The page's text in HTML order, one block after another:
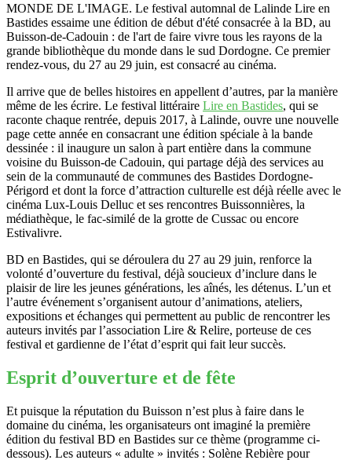
MONDE DE L'IMAGE. Le festival automnal de Lalinde Lire en
Bastides essaime une édition de début d'été consacrée à la BD, au
Buisson-de-Cadouin : de l'art de faire vivre tous les rayons de la
grande bibliothèque du monde dans le sud Dordogne. Ce premier
rendez-vous, du 27 au 29 juin, est consacré au cinéma.
Il arrive que de belles histoires en appellent d’autres, par la manière
même de les écrire. Le festival littéraire Lire en Bastides, qui se
raconte chaque rentrée, depuis 2017, à Lalinde, ouvre une nouvelle
page cette année en consacrant une édition spéciale à la bande
dessinée : il inaugure un salon à part entière dans la commune
voisine du Buisson-de Cadouin, qui partage déjà des services au
sein de la communauté de communes des Bastides Dordogne-
Périgord et dont la force d’attraction culturelle est déjà réelle avec le
cinéma Lux-Louis Delluc et ses rencontres Buissonnières, la
médiathèque, le fac-similé de la grotte de Cussac ou encore
Estivalivre.
BD en Bastides, qui se déroulera du 27 au 29 juin, renforce la
volonté d’ouverture du festival, déjà soucieux d’inclure dans le
plaisir de lire les jeunes générations, les aînés, les détenus. L’un et
l’autre événement s’organisent autour d’animations, ateliers,
expositions et échanges qui permettent au public de rencontrer les
auteurs invités par l’association Lire & Relire, porteuse de ces
festival et gardienne de l’état d’esprit qui fait leur succès.
Esprit d’ouverture et de fête
Et puisque la réputation du Buisson n’est plus à faire dans le
domaine du cinéma, les organisateurs ont imaginé la première
édition du festival BD en Bastides sur ce thème (programme ci-
dessous). Les auteurs « adulte » invités : Solène Rebière pour